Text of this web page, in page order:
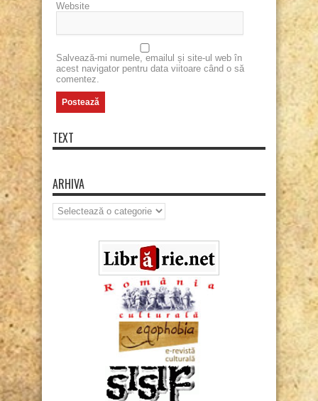
Website
Salvează-mi numele, emailul și site-ul web în
acest navigator pentru data viitoare când o să
comentez.
TEXT
ARHIVA
Arhiva